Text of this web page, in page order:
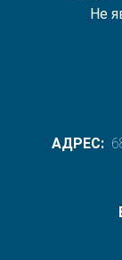
Не
АДРЕС: